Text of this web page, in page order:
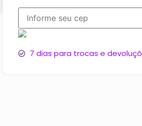
7 dias para trocas e